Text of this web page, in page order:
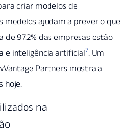
criar modelos de
modelos ajudam a prever o que
de 97.2% das empresas estão
e inteligência artificial7. Um
Partners mostra a
hoje.
na